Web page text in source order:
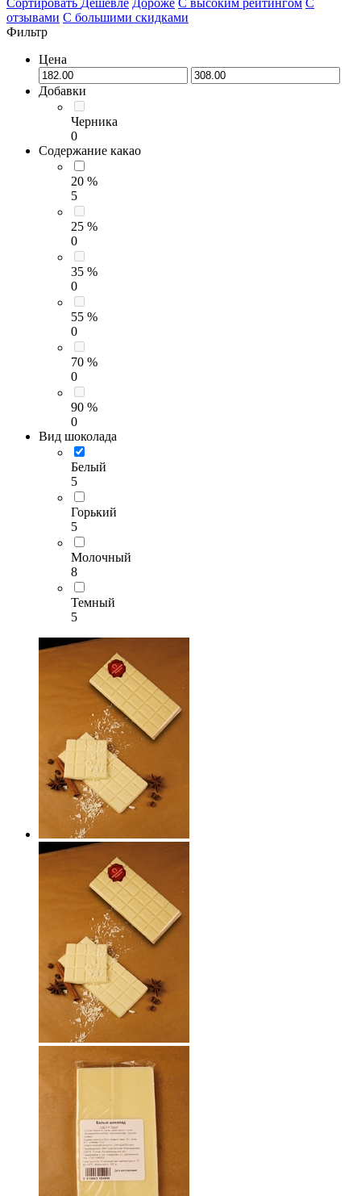
отзывами С большими скидками
Фильтр
Цена
Добавки
Черника
0
Содержание какао
20 %
5
25 %
0
35 %
0
55 %
0
70 %
0
90 %
0
Вид шоколада
Белый
5
Горький
5
Молочный
8
Темный
5